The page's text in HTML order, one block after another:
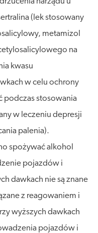
(lek stosowany
metamizol
na
kwasu
w celu ochrony
podczas stosowania
w leczeniu depresji
palenia).
spożywać alkohol
pojazdów i
dawkach nie są znane
z reagowaniem i
wyższych dawkach
pojazdów i